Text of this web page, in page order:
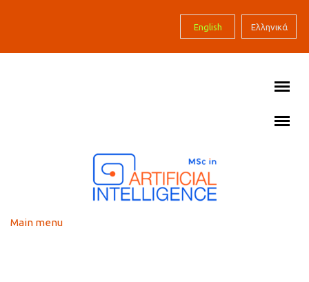
English Ελληνικά
Main menu